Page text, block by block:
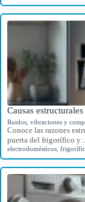
Causas
Ruidos, vibraciones y
Conoce las razones
puerta del frigorífico
electrodomésticos